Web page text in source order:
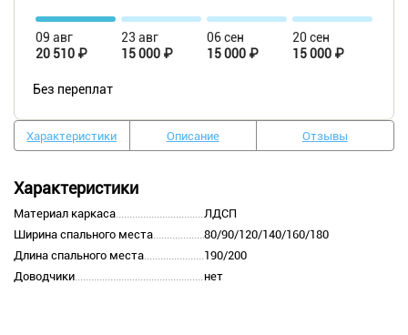
09 авг
20 510 ₽
23 авг
15 000 ₽
06 сен
15 000 ₽
20 сен
15 000 ₽
Без переплат
Характеристики Описание Отзывы
Характеристики
Материал каркаса
ЛДСП
Ширина спального места
80/90/120/140/160/180
Длина спального места
190/200
Доводчики
нет